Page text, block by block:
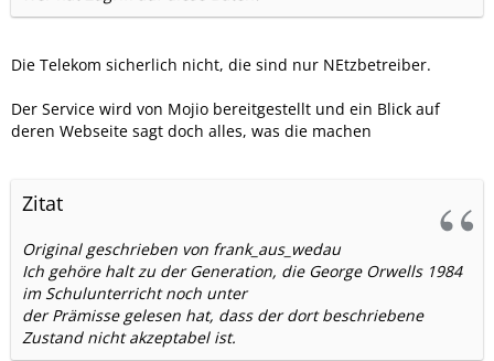
Die Telekom sicherlich nicht, die sind nur NEtzbetreiber.
Der Service wird von Mojio bereitgestellt und ein Blick auf
deren Webseite sagt doch alles, was die machen
Zitat
Original geschrieben von frank_aus_wedau
Ich gehöre halt zu der Generation, die George Orwells 1984
im Schulunterricht noch unter
der Prämisse gelesen hat, dass der dort beschriebene
Zustand nicht akzeptabel ist.